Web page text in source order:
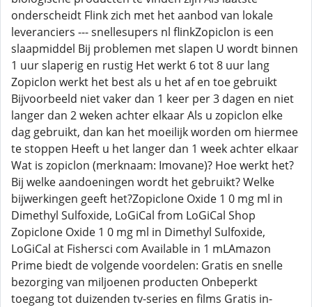
onderscheidt Flink zich met het aanbod van lokale
leveranciers --- snellesupers nl flinkZopiclon is een
slaapmiddel Bij problemen met slapen U wordt binnen
1 uur slaperig en rustig Het werkt 6 tot 8 uur lang
Zopiclon werkt het best als u het af en toe gebruikt
Bijvoorbeeld niet vaker dan 1 keer per 3 dagen en niet
langer dan 2 weken achter elkaar Als u zopiclon elke
dag gebruikt, dan kan het moeilijk worden om hiermee
te stoppen Heeft u het langer dan 1 week achter elkaar
Wat is zopiclon (merknaam: Imovane)? Hoe werkt het?
Bij welke aandoeningen wordt het gebruikt? Welke
bijwerkingen geeft het?Zopiclone Oxide 1 0 mg ml in
Dimethyl Sulfoxide, LoGiCal from LoGiCal Shop
Zopiclone Oxide 1 0 mg ml in Dimethyl Sulfoxide,
LoGiCal at Fishersci com Available in 1 mLAmazon
Prime biedt de volgende voordelen: Gratis en snelle
bezorging van miljoenen producten Onbeperkt
toegang tot duizenden tv-series en films Gratis in-